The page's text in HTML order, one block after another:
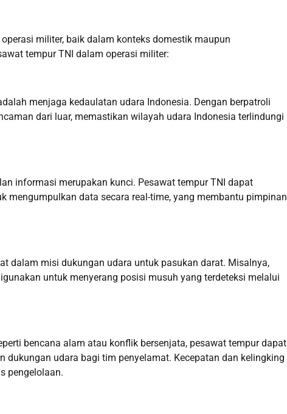
militer, baik dalam konteks domestik maupun
tempur TNI dalam operasi militer:
menjaga kedaulatan udara Indonesia. Dengan berpatroli
dari luar, memastikan wilayah udara Indonesia terlindungi
informasi merupakan kunci. Pesawat tempur TNI dapat
mengumpulkan data secara real-time, yang membantu pimpinan
dalam misi dukungan udara untuk pasukan darat. Misalnya,
untuk menyerang posisi musuh yang terdeteksi melalui
bencana alam atau konflik bersenjata, pesawat tempur dapat
udara bagi tim penyelamat. Kecepatan dan kelingking
pengelolaan.